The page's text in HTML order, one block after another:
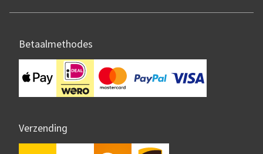
Betaalmethodes
Verzending